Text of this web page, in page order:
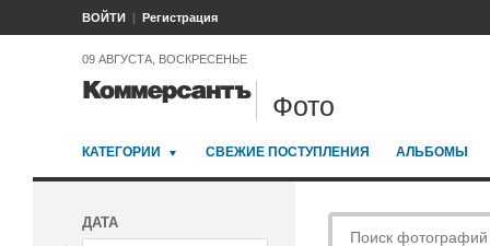
ВОЙТИ Регистрация
09 АВГУСТА, ВОСКРЕСЕНЬЕ
Фото
КАТЕГОРИИ СВЕЖИЕ ПОСТУПЛЕНИЯ АЛЬБОМЫ
ДАТА